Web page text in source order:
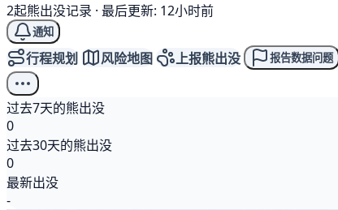
2起熊出没记录 · 最后更新: 12小时前
通知
行程规划 风险地图 上报熊出没 报告数据问题
过去7天的熊出没
0
过去30天的熊出没
0
最新出没
-